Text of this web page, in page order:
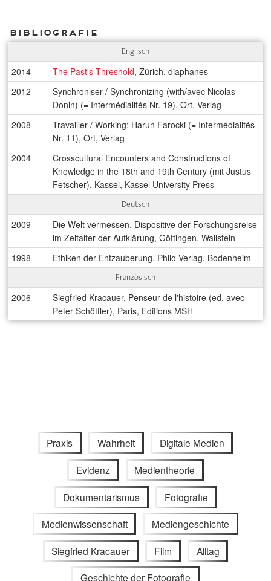
Bibliografie
Englisch
2014 The Past's Threshold, Zürich, diaphanes
2012
Synchroniser / Synchronizing (with/avec Nicolas
Donin) (= Intermédialités Nr. 19), Ort, Verlag
2008
Travailler / Working: Harun Farocki (= Intermédialités
Nr. 11), Ort, Verlag
2004
Crosscultural Encounters and Constructions of
Knowledge in the 18th and 19th Century (mit Justus
Fetscher), Kassel, Kassel University Press
Deutsch
2009
Die Welt vermessen. Dispositive der Forschungsreise
im Zeitalter der Aufklärung, Göttingen, Wallstein
1998
Ethiken der Entzauberung, Philo Verlag, Bodenheim
Französisch
2006
Siegfried Kracauer, Penseur de l'histoire (ed. avec
Peter Schöttler), Paris, Editions MSH
Praxis Wahrheit Digitale Medien
Evidenz Medientheorie
Dokumentarismus Fotografie
Medienwissenschaft Mediengeschichte
Siegfried Kracauer Film Alltag
Geschichte der Fotografie